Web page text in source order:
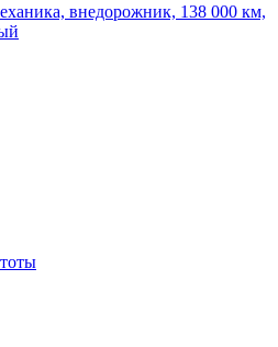
внедорожник, 138 000 км,